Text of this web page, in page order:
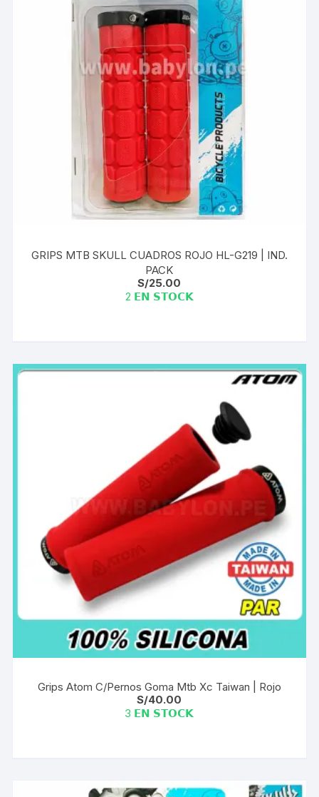
GRIPS MTB SKULL CUADROS ROJO HL-G219 | IND.
PACK
S/25.00
2 𝗘𝗡 𝗦𝗧𝗢𝗖𝗞
Grips Atom C/Pernos Goma Mtb Xc Taiwan | Rojo
S/40.00
3 𝗘𝗡 𝗦𝗧𝗢𝗖𝗞